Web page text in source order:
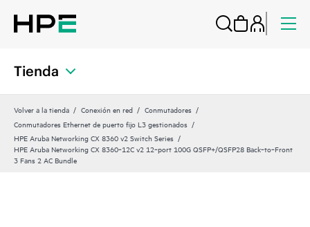
Tienda
Volver a la tienda Conexión en red
Conmutadores
Conmutadores Ethernet de puerto fijo L3 gestionados
HPE Aruba Networking CX 8360 v2 Switch Series
HPE Aruba Networking CX 8360‑12C v2 12‑port 100G QSFP+/QSFP28 Back‑to‑Front
3 Fans 2 AC Bundle